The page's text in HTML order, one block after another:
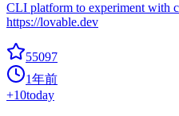
CLI platform to experiment with
https://lovable.dev
55097
1年前
+10today